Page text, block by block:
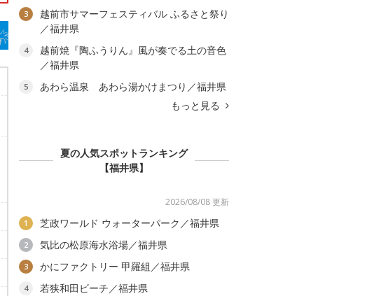
3
越前市サマーフェスティバル ふるさと祭り
／福井県
4
越前焼『陶ふうりん』風が奏でる土の音色
／福井県
5
あわら温泉 あわら湯かけまつり／福井県
もっと見る
夏の人気スポットランキング
【福井県】
2026/08/08 更新
1 芝政ワールド ウォーターパーク／福井県
2 気比の松原海水浴場／福井県
3 かにファクトリー 甲羅組／福井県
4 若狭和田ビーチ／福井県